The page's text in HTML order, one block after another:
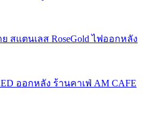
สแตนเลส RoseGold ไฟออกหลัง
ออกหลัง ร้านคาเฟ่ AM CAFE